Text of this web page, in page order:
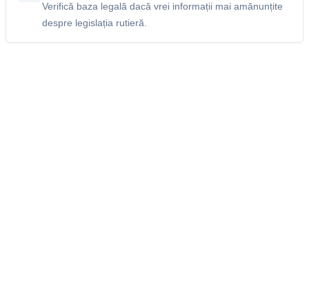
Verifică baza legală dacă vrei informații mai amănunțite
despre legislația rutieră.